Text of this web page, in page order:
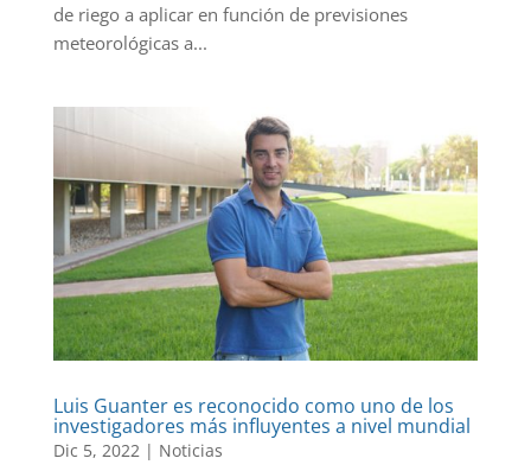
de riego a aplicar en función de previsiones
meteorológicas a...
Luis Guanter es reconocido como uno de los
investigadores más influyentes a nivel mundial
Dic 5, 2022| Noticias